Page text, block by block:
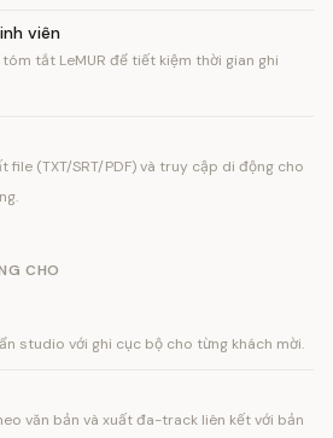
viên
tắt LeMUR để tiết kiệm thời gian ghi
file (TXT/SRT/PDF) và truy cập di động cho
CHO
studio với ghi cục bộ cho từng khách mời.
văn bản và xuất đa-track liên kết với bản